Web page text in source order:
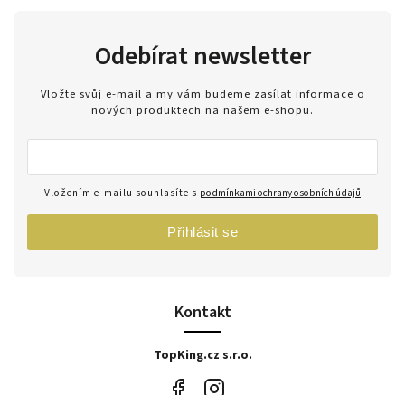
Kontakt
TopKing.cz s.r.o.
Odebírat newsletter
Vložte svůj e-mail a my vám budeme zasílat informace o
nových produktech na našem e-shopu.
Vložením e-mailu souhlasíte s podmínkami ochrany osobních údajů
Přihlásit se